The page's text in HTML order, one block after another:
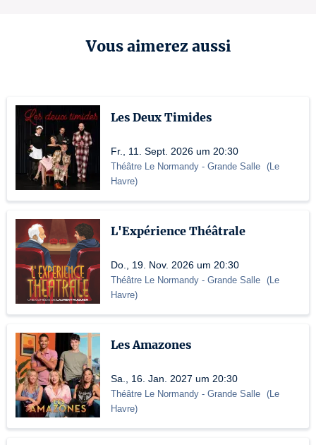
Vous aimerez aussi
Les Deux Timides
Fr., 11. Sept. 2026 um 20:30
Théâtre Le Normandy - Grande Salle (Le
Havre)
L'Expérience Théâtrale
Do., 19. Nov. 2026 um 20:30
Théâtre Le Normandy - Grande Salle (Le
Havre)
Les Amazones
Sa., 16. Jan. 2027 um 20:30
Théâtre Le Normandy - Grande Salle (Le
Havre)